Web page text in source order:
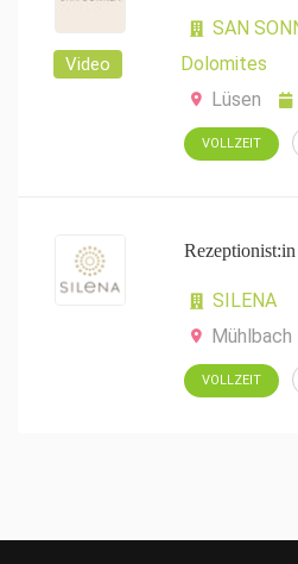
Video
SAN
Dolomites
Lüsen
VOLLZEIT
SILENA
Mühlbach
VOLLZEIT